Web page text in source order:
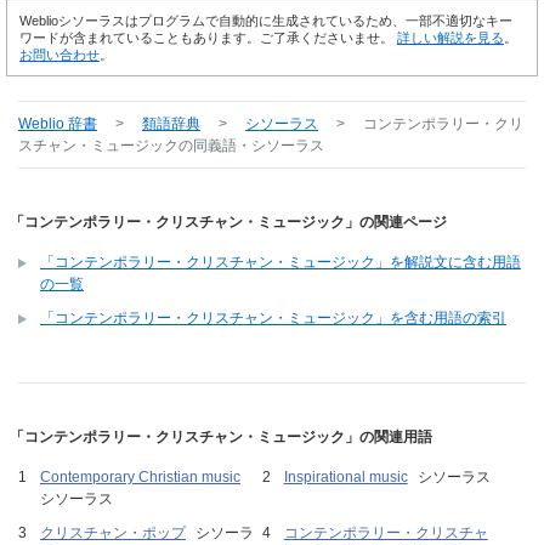
Weblioシソーラスはプログラムで自動的に生成されているため、一部不適切なキー
ワードが含まれていることもあります。ご了承くださいませ。 詳しい解説を見る
お問い合わせ
Weblio 辞書 > 類語辞典 > シソーラス >
コンテンポラリー・クリ
スチャン・ミュージックの同義語・シソーラス
「コンテンポラリー・クリスチャン・ミュージック」の関連ページ
「コンテンポラリー・クリスチャン・ミュージック」を解説文に含む用語
の一覧
「コンテンポラリー・クリスチャン・ミュージック」を含む用語の索引
「コンテンポラリー・クリスチャン・ミュージック」の関連用語
Contemporary Christian music
シソーラス
Inspirational music シソーラス
クリスチャン・ポップ
シソーラ
コンテンポラリー・クリスチャ